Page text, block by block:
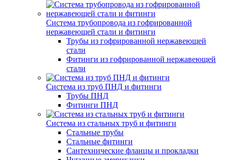
Система трубопровода из гофрированной
нержавеющей стали и фитинги
Трубы из гофрированной нержавеющей
стали
Фитинги из гофрированной нержавеющей
стали
Система из труб ПНД и фитинги
Трубы ПНД
Фитинги ПНД
Система из стальных труб и фитинги
Стальные трубы
Стальные фитинги
Сантехнические фланцы и прокладки